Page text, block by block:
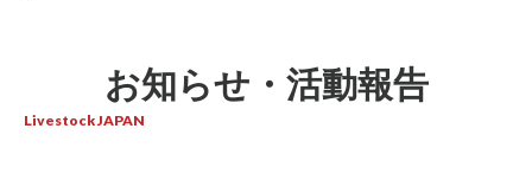
お知らせ・活動報告
Livestock JAPAN